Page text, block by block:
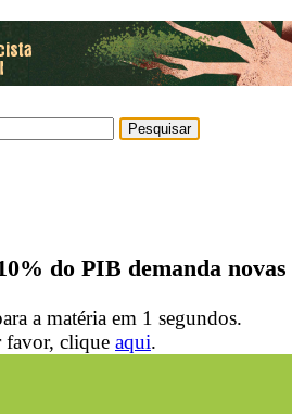
do PIB demanda
a matéria em 1 segundos.
favor, clique aqui.